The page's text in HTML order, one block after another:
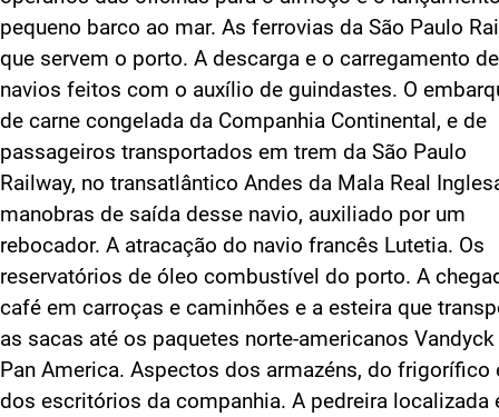
pequeno barco ao mar. As ferrovias da São Paulo
que servem o porto. A descarga e o carregamento de
navios feitos com o auxílio de guindastes. O
de carne congelada da Companhia Continental, e de
passageiros transportados em trem da São Paulo
Railway, no transatlântico Andes da Mala Real
manobras de saída desse navio, auxiliado por um
rebocador. A atracação do navio francês Lutetia. Os
reservatórios de óleo combustível do porto. A
café em carroças e caminhões e a esteira que
as sacas até os paquetes norte-americanos Vandyck
Pan America. Aspectos dos armazéns, do frigorífico
dos escritórios da companhia. A pedreira localizada